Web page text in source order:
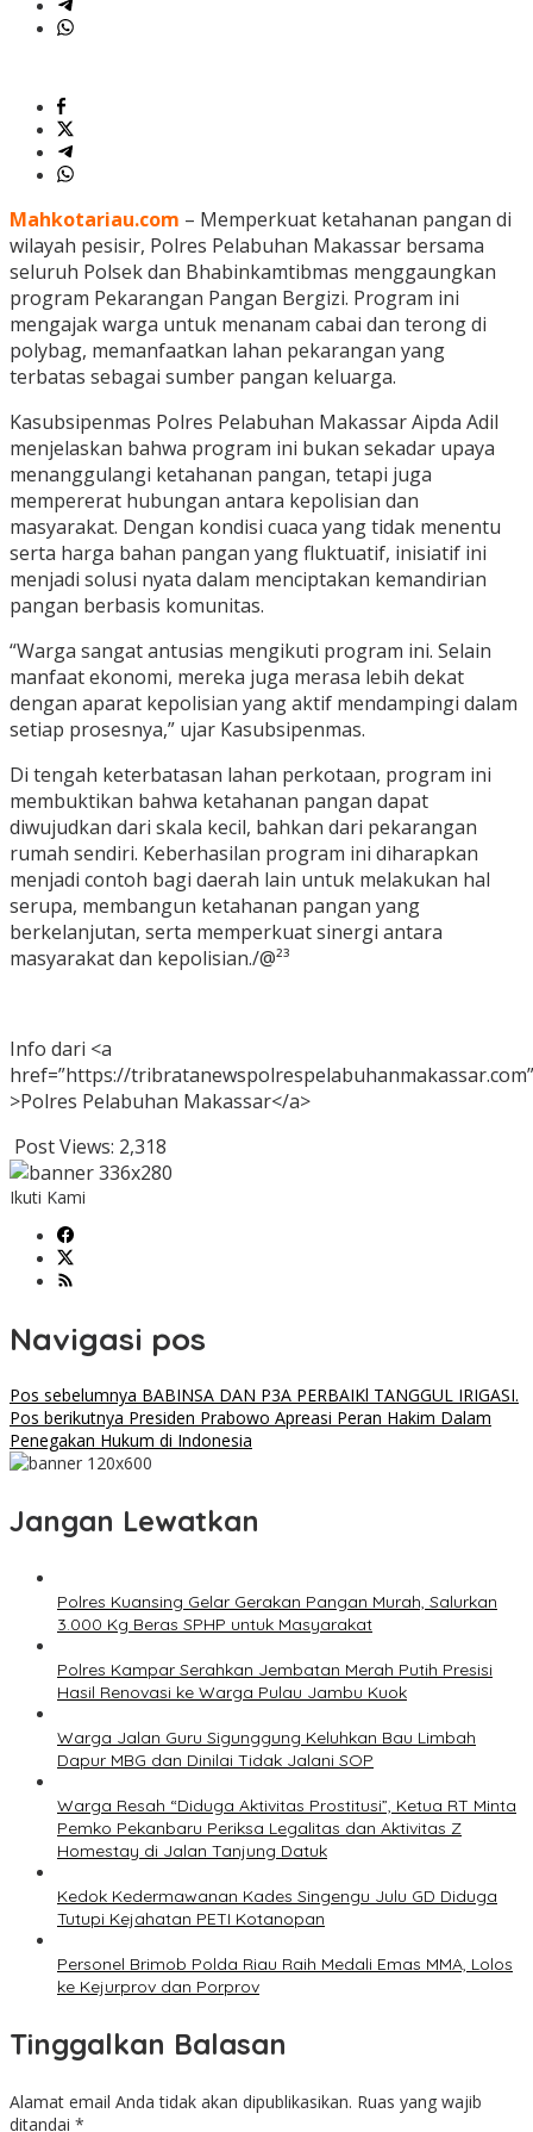
Mahkotariau.com – Memperkuat ketahanan pangan di
wilayah pesisir, Polres Pelabuhan Makassar bersama
seluruh Polsek dan Bhabinkamtibmas menggaungkan
program Pekarangan Pangan Bergizi. Program ini
mengajak warga untuk menanam cabai dan terong di
polybag, memanfaatkan lahan pekarangan yang
terbatas sebagai sumber pangan keluarga.
Kasubsipenmas Polres Pelabuhan Makassar Aipda Adil
menjelaskan bahwa program ini bukan sekadar upaya
menanggulangi ketahanan pangan, tetapi juga
mempererat hubungan antara kepolisian dan
masyarakat. Dengan kondisi cuaca yang tidak menentu
serta harga bahan pangan yang fluktuatif, inisiatif ini
menjadi solusi nyata dalam menciptakan kemandirian
pangan berbasis komunitas.
“Warga sangat antusias mengikuti program ini. Selain
manfaat ekonomi, mereka juga merasa lebih dekat
dengan aparat kepolisian yang aktif mendampingi dalam
setiap prosesnya,” ujar Kasubsipenmas.
Di tengah keterbatasan lahan perkotaan, program ini
membuktikan bahwa ketahanan pangan dapat
diwujudkan dari skala kecil, bahkan dari pekarangan
rumah sendiri. Keberhasilan program ini diharapkan
menjadi contoh bagi daerah lain untuk melakukan hal
serupa, membangun ketahanan pangan yang
berkelanjutan, serta memperkuat sinergi antara
masyarakat dan kepolisian./@²³
Info dari <a
href=”https://tribratanewspolrespelabuhanmakassar.com”
>Polres Pelabuhan Makassar</a>
Post Views: 2,318
Ikuti Kami
Navigasi pos
Pos sebelumnya BABINSA DAN P3A PERBAIKl TANGGUL IRIGASI.
Pos berikutnya Presiden Prabowo Apreasi Peran Hakim Dalam
Penegakan Hukum di Indonesia
Jangan Lewatkan
Polres Kuansing Gelar Gerakan Pangan Murah, Salurkan
3.000 Kg Beras SPHP untuk Masyarakat
Polres Kampar Serahkan Jembatan Merah Putih Presisi
Hasil Renovasi ke Warga Pulau Jambu Kuok
Warga Jalan Guru Sigunggung Keluhkan Bau Limbah
Dapur MBG dan Dinilai Tidak Jalani SOP
Warga Resah “Diduga Aktivitas Prostitusi”, Ketua RT Minta
Pemko Pekanbaru Periksa Legalitas dan Aktivitas Z
Homestay di Jalan Tanjung Datuk
Kedok Kedermawanan Kades Singengu Julu GD Diduga
Tutupi Kejahatan PETI Kotanopan
Personel Brimob Polda Riau Raih Medali Emas MMA, Lolos
ke Kejurprov dan Porprov
Tinggalkan Balasan
Alamat email Anda tidak akan dipublikasikan. Ruas yang wajib
ditandai *